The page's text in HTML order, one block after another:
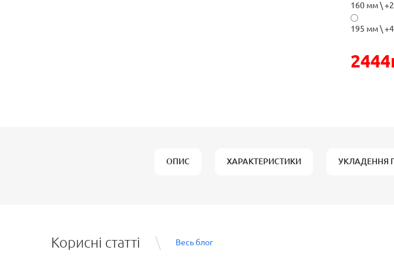
160 мм \
195 мм \
ОПИС ХАРАКТЕРИСТИКИ УКЛАДЕННЯ
Корисні статті Весь блог